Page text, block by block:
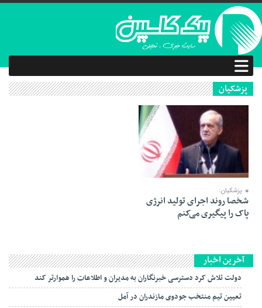
پزشکیان
24 آذر 1403
پزشکیان:
شخصا روند اجرای تولید انرژی
پاک را پیگیری می‌کنم
آخرین اخبار
دولت تلاش کرد دسترسی خبرنگاران به مدیران و اطلاعات را هموارتر کند
تعیین تیم منتخب جودوی مازندران در آمل